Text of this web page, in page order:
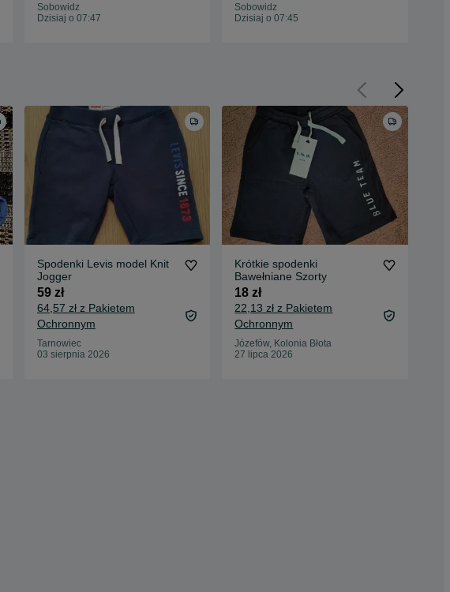
Sobowidz
Dzisiaj o 07:47
Sobowidz
Dzisiaj o 07:45
Spodenki Levis model Knit
Jogger
59 zł
64,57 zł z Pakietem
Ochronnym
Tarnowiec
03 sierpnia 2026
Krótkie spodenki
Bawełniane Szorty
18 zł
22,13 zł z Pakietem
Ochronnym
Józefów, Kolonia Błota
27 lipca 2026